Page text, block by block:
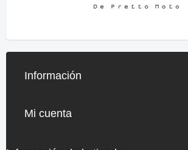
Información
Mi cuenta